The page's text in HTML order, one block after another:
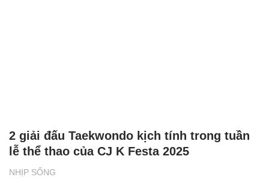
NHỊP SỐNG
2 giải đấu Taekwondo kịch tính trong tuần
lễ thể thao của CJ K Festa 2025